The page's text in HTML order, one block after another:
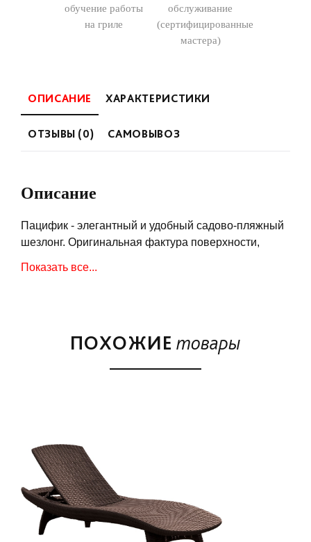
обучение работы
на гриле
обслуживание
(сертифицированные
мастера)
ОПИСАНИЕ ХАРАКТЕРИСТИКИ
ОТЗЫВЫ (0) САМОВЫВОЗ
Описание
Пацифик - элегантный и удобный садово-пляжный
шезлонг. Оригинальная фактура поверхности,
Преимущества:
Регулируемая спинка.
Благодаря стойкому к высоким температурам
полипропилену, цвета не выгорают и не бледнеют.
Легко мыть и удобно хранить.
Складываются ножки, штабелируется.
Показать все...
ПОХОЖИЕ товары